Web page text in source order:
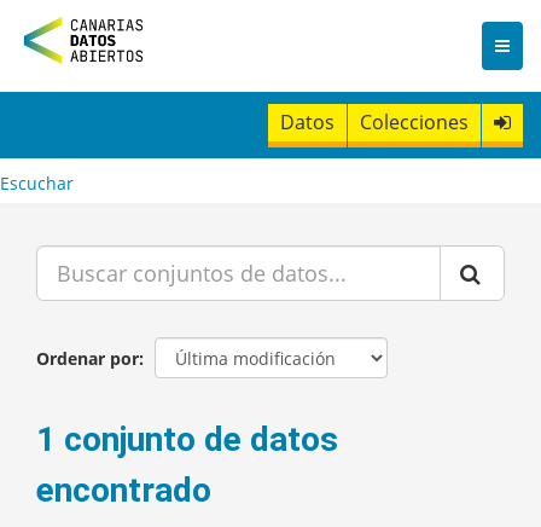
n
t
Datos Colecciones
Escuchar
Ordenar por
1 conjunto de datos
encontrado